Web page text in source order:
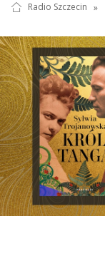
Radio Szczecin »